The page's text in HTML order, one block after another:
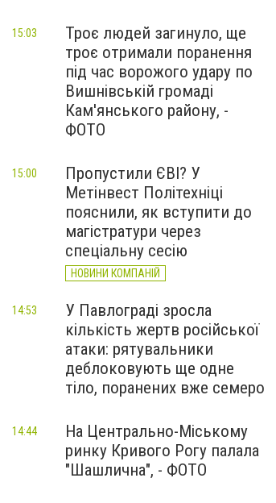
Троє людей загинуло, ще
троє отримали поранення
під час ворожого удару по
Вишнівській громаді
Кам'янського району, -
ФОТО
15:03
Пропустили ЄВІ? У
Метінвест Політехніці
пояснили, як вступити до
магістратури через
спеціальну сесію
НОВИНИ КОМПАНІЙ
15:00
У Павлограді зросла
кількість жертв російської
атаки: рятувальники
деблоковують ще одне
тіло, поранених вже семеро
14:53
На Центрально-Міському
ринку Кривого Рогу палала
"Шашлична", - ФОТО
14:44